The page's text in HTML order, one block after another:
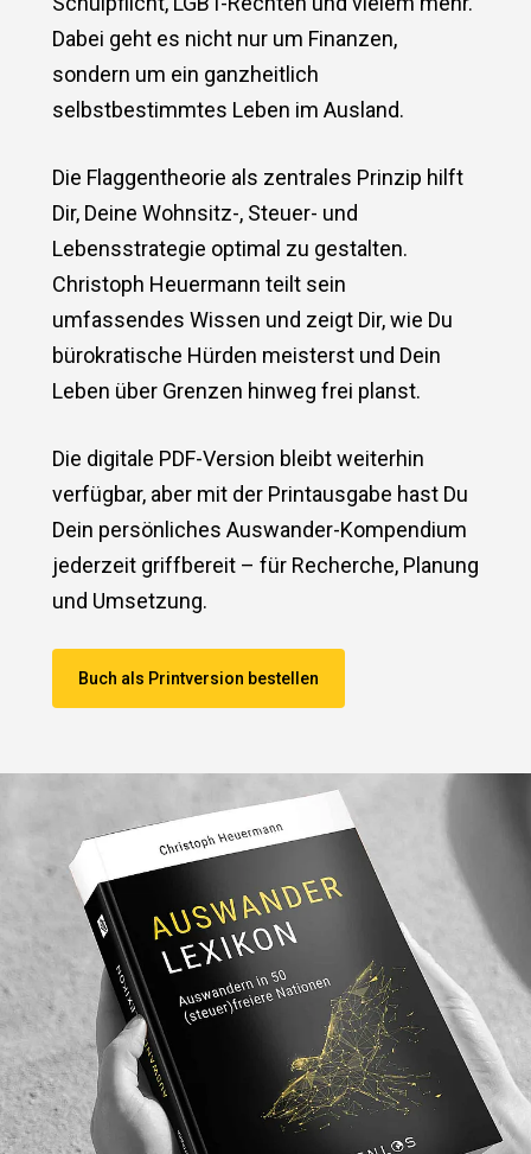
Dabei geht es nicht nur um Finanzen,
sondern um ein ganzheitlich
selbstbestimmtes Leben im Ausland.
Die Flaggentheorie als zentrales Prinzip hilft
Dir, Deine Wohnsitz-, Steuer- und
Lebensstrategie optimal zu gestalten.
Christoph Heuermann teilt sein
umfassendes Wissen und zeigt Dir, wie Du
bürokratische Hürden meisterst und Dein
Leben über Grenzen hinweg frei planst.
Die digitale PDF-Version bleibt weiterhin
verfügbar, aber mit der Printausgabe hast Du
Dein persönliches Auswander-Kompendium
jederzeit griffbereit – für Recherche, Planung
und Umsetzung.
Buch als Printversion bestellen